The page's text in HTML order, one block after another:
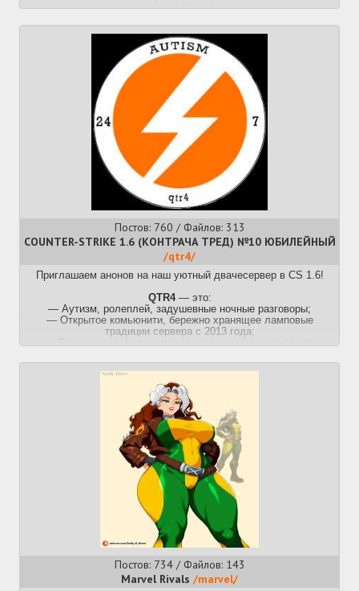
pickup/forza/wiki
Прошлый>>51057653 (OP)
Постов: 760 / Файлов: 313
COUNTER-STRIKE 1.6 (КОНТРАЧА ТРЕД) №10 ЮБИЛЕЙНЫЙ
/qtr4/
Приглашаем анонов на наш уютный двачесервер в CS 1.6!
QTR4— это:
— Аутизм, ролеплей, задушевные ночные разговоры;
— Открытое комьюнити, бережно хранящее ламповые
традиции сервера с 2013 года;
— Сотни карт: от классики и родных «панелек» до уникальных
— Десятки игровых режимов: активное взаимодействие в
«мафии» и «футболе» или спокойное прохождение карт на
время
— Отсутствие назойливой рекламы и «випок»
Подключиться:ввести в консоли игры
или добавить195.2.75.58:27015
и зайти оттуда.
Веб-мониторинг: https://qtr4.su
Тг-бот:
https://t.me/qtr4_bot
Скачать игру:
https://nextclient.ru/
https://store.steampowered.com/app/10/
Канал с новостями:
https://t.me/qtr4_news
Прошлый тред:>>50894565 (OP)
Постов: 734 / Файлов: 143
Marvel Rivals /marvel/